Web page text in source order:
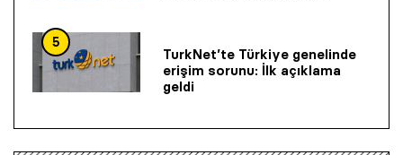
5
TurkNet’te Türkiye genelinde
erişim sorunu: İlk açıklama
geldi